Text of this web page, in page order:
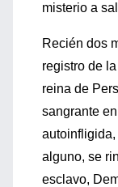
misterio a
Recién dos
registro de
reina de
sangrante
alguno, se
esclavo,